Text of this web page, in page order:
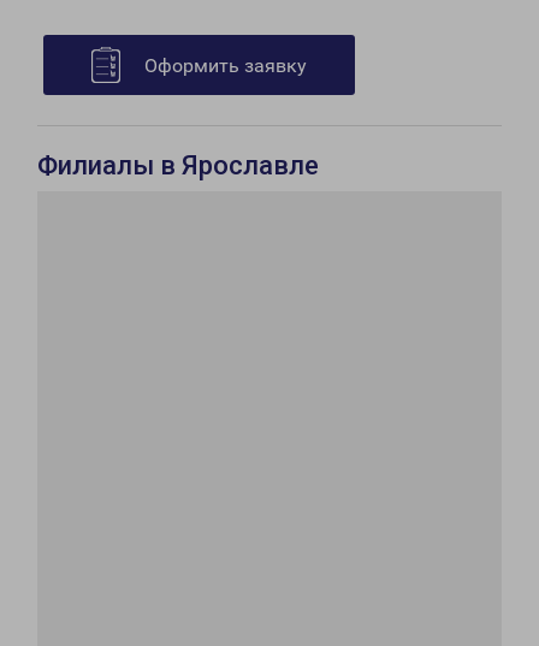
Оформить заявку
Филиалы в Ярославле